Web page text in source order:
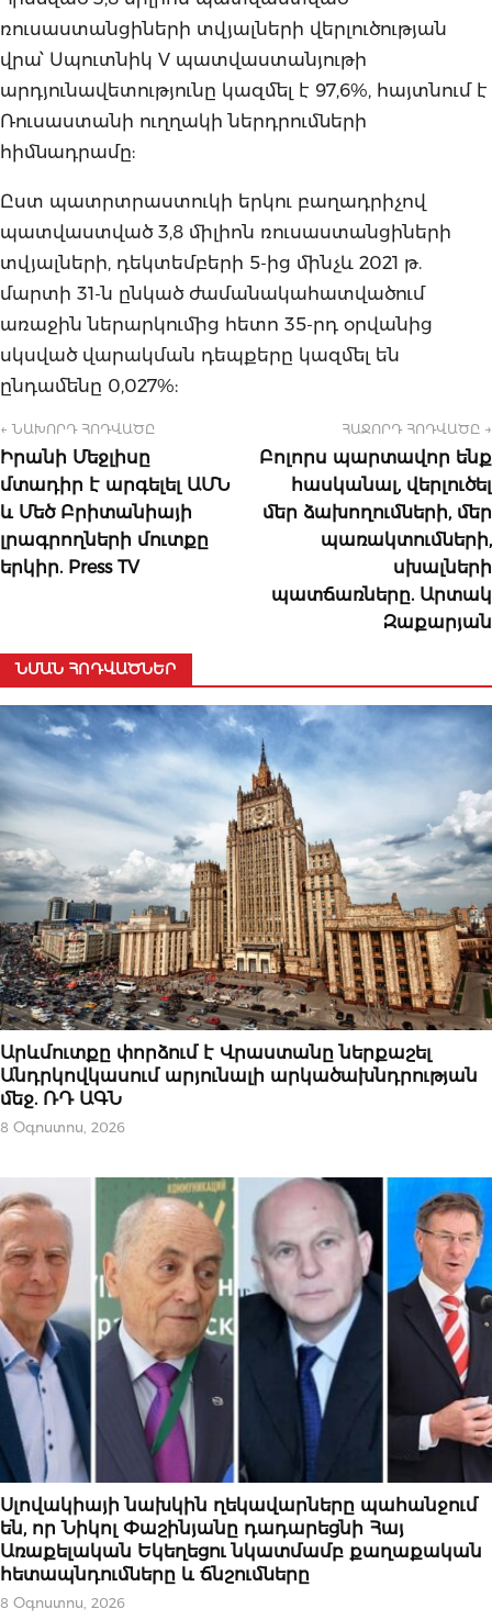
ռուսաստանցիների տվյալների վերլուծության
վրա՝ Սպուտնիկ V պատվաստանյութի
արդյունավետությունը կազմել է 97,6%, հայտնում է
Ռուսաստանի ուղղակի ներդրումների
հիմնադրամը:
Ըստ պատրտրաստուկի երկու բաղադրիչով
պատվաստված 3,8 միլիոն ռուսաստանցիների
տվյալների, դեկտեմբերի 5-ից մինչև 2021 թ.
մարտի 31-ն ընկած ժամանակահատվածում
առաջին ներարկումից հետո 35-րդ օրվանից
սկսված վարակման դեպքերը կազմել են
ընդամենը 0,027%:
← ՆԱԽՈՐԴ ՀՈԴՎԱԾԸ
Իրանի Մեջլիսը
մտադիր է արգելել ԱՄՆ
և Մեծ Բրիտանիայի
լրագրողների մուտքը
երկիր. Press TV
ՀԱՋՈՐԴ ՀՈԴՎԱԾԸ →
Բոլորս պարտավոր ենք
հասկանալ, վերլուծել
մեր ձախողումների, մեր
պառակտումների,
սխալների
պատճառները. Արտակ
Զաքարյան
ՆՄԱՆ ՀՈԴՎԱԾՆԵՐ
ՄԻՋԱԶԳԱՅԻՆ
Արևմուտքը փորձում է Վրաստանը ներքաշել
Անդրկովկասում արյունալի արկածախնդրության
մեջ. ՌԴ ԱԳՆ
8 Օգոստոս, 2026
ԿԱՐԵՎՈՐԸ
Սլովակիայի նախկին ղեկավարները պահանջում
են, որ Նիկոլ Փաշինյանը դադարեցնի Հայ
Առաքելական Եկեղեցու նկատմամբ քաղաքական
հետապնդումները և ճնշումները
8 Օգոստոս, 2026